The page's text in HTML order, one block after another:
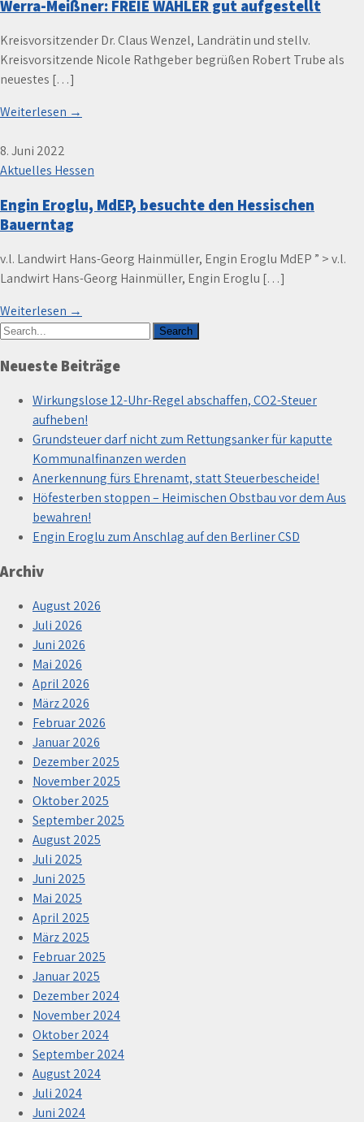
Werra-Meißner: FREIE WÄHLER gut aufgestellt
Kreisvorsitzender Dr. Claus Wenzel, Landrätin und stellv.
Kreisvorsitzende Nicole Rathgeber begrüßen Robert Trube als
neuestes […]
Weiterlesen →
8. Juni 2022
Aktuelles Hessen
Engin Eroglu, MdEP, besuchte den Hessischen
Bauerntag
v.l. Landwirt Hans-Georg Hainmüller, Engin Eroglu MdEP ” > v.l.
Landwirt Hans-Georg Hainmüller, Engin Eroglu […]
Weiterlesen →
Neueste Beiträge
Wirkungslose 12-Uhr-Regel abschaffen, CO2-Steuer
aufheben!
Grundsteuer darf nicht zum Rettungsanker für kaputte
Kommunalfinanzen werden
Anerkennung fürs Ehrenamt, statt Steuerbescheide!
Höfesterben stoppen – Heimischen Obstbau vor dem Aus
bewahren!
Engin Eroglu zum Anschlag auf den Berliner CSD
Archiv
August 2026
Juli 2026
Juni 2026
Mai 2026
April 2026
März 2026
Februar 2026
Januar 2026
Dezember 2025
November 2025
Oktober 2025
September 2025
August 2025
Juli 2025
Juni 2025
Mai 2025
April 2025
März 2025
Februar 2025
Januar 2025
Dezember 2024
November 2024
Oktober 2024
September 2024
August 2024
Juli 2024
Juni 2024